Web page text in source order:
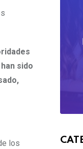
sido
los